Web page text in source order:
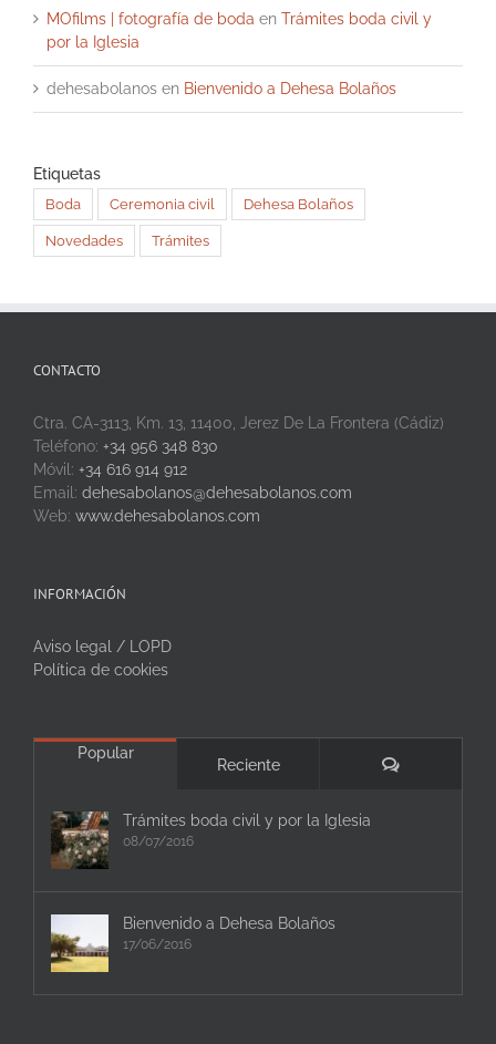
MOfilms | fotografía de boda en Trámites boda civil y
por la Iglesia
dehesabolanos en Bienvenido a Dehesa Bolaños
Etiquetas
Boda Ceremonia civil Dehesa Bolaños
Novedades Trámites
CONTACTO
Ctra. CA-3113, Km. 13, 11400, Jerez De La Frontera (Cádiz)
Teléfono: +34 956 348 830
Móvil: +34 616 914 912
Email: dehesabolanos@dehesabolanos.com
Web: www.dehesabolanos.com
INFORMACIÓN
Aviso legal / LOPD
Política de cookies
Popular
Reciente Comentarios
Trámites boda civil y por la Iglesia
08/07/2016
Bienvenido a Dehesa Bolaños
17/06/2016